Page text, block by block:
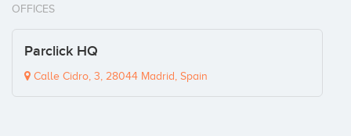
OFFICES
Parclick HQ
Calle Cidro, 3, 28044 Madrid, Spain